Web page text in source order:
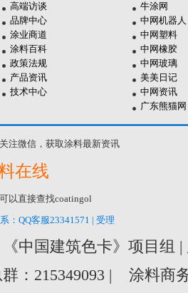
高端访谈
品牌中心
涂业商道
涂料百科
政策法规
产品资讯
技术中心
牛涂网
中网机器人
中网塑料
中网橡胶
中网玻璃
美美日记
中网资讯
广东熊猫网
注微信，获取涂料最新资讯
在线
以直接查找coatingol
：QQ客服23341571 | 受理
中国建筑色卡》项目组
群：215349093 | 涂料商